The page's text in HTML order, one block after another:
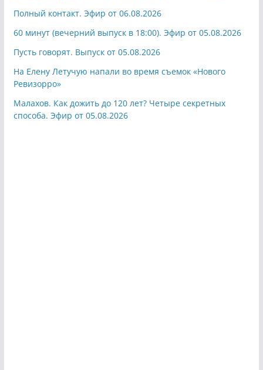
Полный контакт. Эфир от 06.08.2026
60 минут (вечерний выпуск в 18:00). Эфир от 05.08.2026
Пусть говорят. Выпуск от 05.08.2026
На Елену Летучую напали во время съемок «Нового
Ревизорро»
Малахов. Как дожить до 120 лет? Четыре секретных
способа. Эфир от 05.08.2026